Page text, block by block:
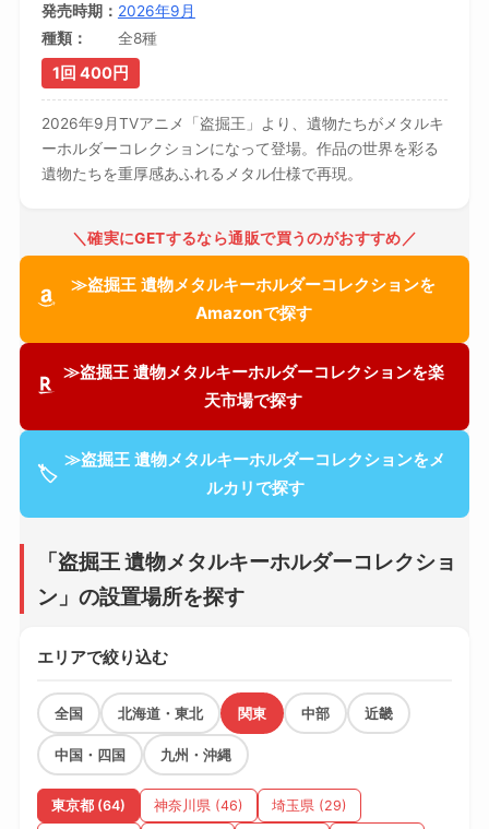
発売時期
2026年9月
種類
全8種
1回 400円
2026年9月TVアニメ「盗掘王」より、遺物たちがメタルキ
ーホルダーコレクションになって登場。作品の世界を彩る
遺物たちを重厚感あふれるメタル仕様で再現。
＼確実にGETするなら通販で買うのがおすすめ／
≫盗掘王 遺物メタルキーホルダーコレクションを
Amazonで探す
≫盗掘王 遺物メタルキーホルダーコレクションを楽
天市場で探す
🏷
≫盗掘王 遺物メタルキーホルダーコレクションをメ
ルカリで探す
「盗掘王 遺物メタルキーホルダーコレクショ
ン」の設置場所を探す
エリアで絞り込む
全国 北海道・東北 関東 中部 近畿
中国・四国 九州・沖縄
東京都 (64) 神奈川県 (46) 埼玉県 (29)